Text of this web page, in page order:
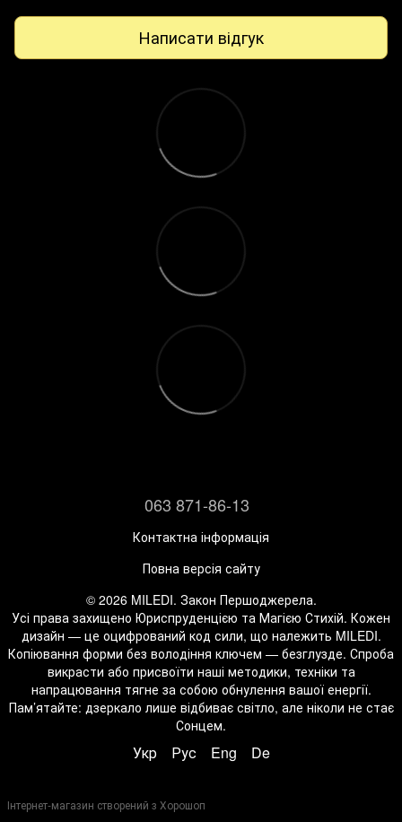
Написати відгук
063 871-86-13
Контактна інформація
Повна версія сайту
© 2026 MILEDI. Закон Першоджерела.
Усі права захищено Юриспруденцією та Магією Стихій. Кожен
дизайн — це оцифрований код сили, що належить MILEDI.
Копіювання форми без володіння ключем — безглузде. Спроба
викрасти або присвоїти наші методики, техніки та
напрацювання тягне за собою обнулення вашої енергії.
Пам’ятайте: дзеркало лише відбиває світло, але ніколи не стає
Сонцем.
Укр Рус Eng De
Інтернет-магазин створений з Хорошоп